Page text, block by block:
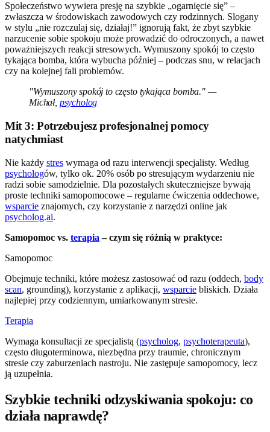
Społeczeństwo wywiera presję na szybkie „ogarnięcie się” –
zwłaszcza w środowiskach zawodowych czy rodzinnych. Slogany
w stylu „nie rozczulaj się, działaj!” ignorują fakt, że zbyt szybkie
narzucenie sobie spokoju może prowadzić do odroczonych, a nawet
poważniejszych reakcji stresowych. Wymuszony spokój to często
tykająca bomba, która wybucha później – podczas snu, w relacjach
czy na kolejnej fali problemów.
"Wymuszony spokój to często tykająca bomba." —
Michał, psycholog
Mit 3: Potrzebujesz profesjonalnej pomocy
natychmiast
Nie każdy stres wymaga od razu interwencji specjalisty. Według
psychologów, tylko ok. 20% osób po stresującym wydarzeniu nie
radzi sobie samodzielnie. Dla pozostałych skuteczniejsze bywają
proste techniki samopomocowe – regularne ćwiczenia oddechowe,
wsparcie znajomych, czy korzystanie z narzędzi online jak
psycholog.ai.
Samopomoc vs. terapia – czym się różnią w praktyce:
Samopomoc
Obejmuje techniki, które możesz zastosować od razu (oddech, body
scan, grounding), korzystanie z aplikacji, wsparcie bliskich. Działa
najlepiej przy codziennym, umiarkowanym stresie.
Terapia
Wymaga konsultacji ze specjalistą (psycholog, psychoterapeuta),
często długoterminowa, niezbędna przy traumie, chronicznym
stresie czy zaburzeniach nastroju. Nie zastępuje samopomocy, lecz
ją uzupełnia.
Szybkie techniki odzyskiwania spokoju: co
działa naprawdę?